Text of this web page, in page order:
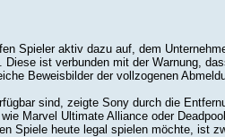
Spieler aktiv dazu auf, dem
ist verbunden mit der Warnung,
Beweisbilder der vollzogenen
sind, zeigte Sony durch die
Marvel Ultimate Alliance oder
Spiele heute legal spielen möchte, ist